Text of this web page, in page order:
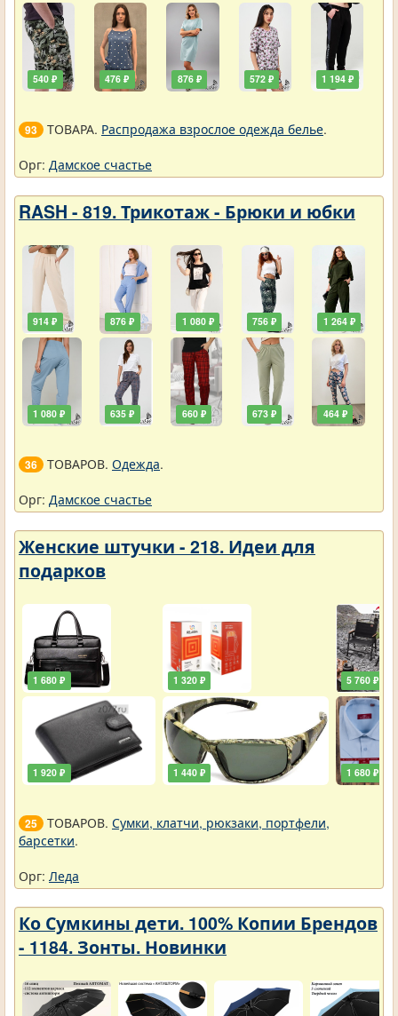
540 ₽ 476 ₽ 876 ₽ 572 ₽ 1 194 ₽
93 ТОВАРА. Распродажа взрослое одежда белье.
Орг: Дамское счастье
RASH - 819. Трикотаж - Брюки и юбки
914 ₽
1 080 ₽
876 ₽
635 ₽
1 080 ₽
660 ₽
756 ₽
673 ₽
1 264 ₽
464 ₽
36 ТОВАРОВ. Одежда.
Орг: Дамское счастье
Женские штучки - 218. Идеи для
подарков
1 680 ₽
1 920 ₽
1 320 ₽
1 440 ₽
5 760 ₽
1 680 ₽
25 ТОВАРОВ. Сумки, клатчи, рюкзаки, портфели,
барсетки.
Орг: Леда
Ко Сумкины дети. 100% Копии Брендов
- 1184. Зонты. Новинки